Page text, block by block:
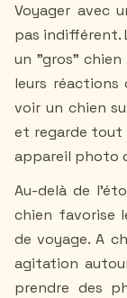
Voyager avec
pas indifférent.
un "gros"
leurs
voir un chien
et regarde tout
appareil photo
Au-delà de
chien favorise
de voyage. A
agitation
prendre des